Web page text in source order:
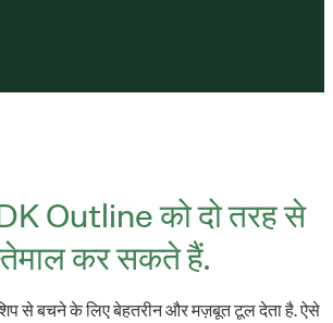
Outline को दो तरह से
कर सकते हैं.
से बचने के लिए बेहतरीन और मज़बूत टूल देता है. ऐसे